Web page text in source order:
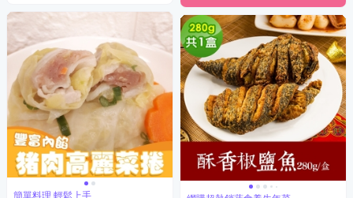
簡單料理 輕鬆上手